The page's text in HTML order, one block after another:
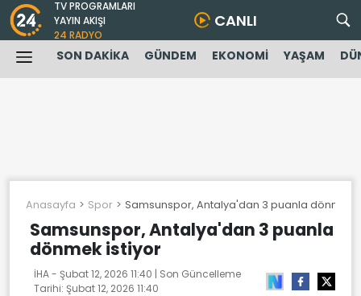
TV PROGRAMLARI
YAYIN AKIŞI
24 RADYO
CANLI
SON DAKİKA GÜNDEM EKONOMİ YAŞAM
Anasayfa Spor Samsunspor, Antalya'dan 3 puanla dönmek
Samsunspor, Antalya'dan 3 puanla
dönmek istiyor
İHA - Şubat 12, 2026 11:40 | Son Güncelleme
Tarihi: Şubat 12, 2026 11:40